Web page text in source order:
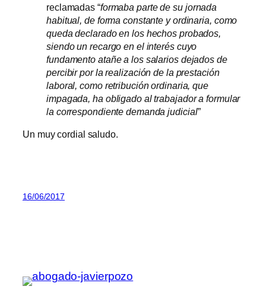
reclamadas “formaba parte de su jornada
habitual, de forma constante y ordinaria, como
queda declarado en los hechos probados,
siendo un recargo en el interés cuyo
fundamento atañe a los salarios dejados de
percibir por la realización de la prestación
laboral, como retribución ordinaria, que
impagada, ha obligado al trabajador a formular
la correspondiente demanda judicial”
Un muy cordial saludo.
16/06/2017